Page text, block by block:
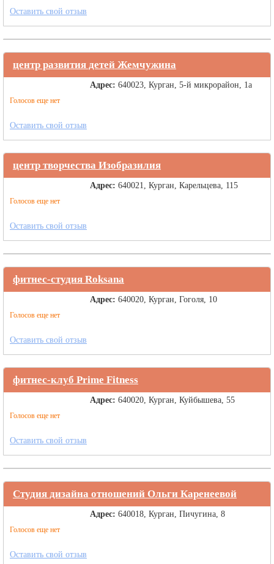
Оставить свой отзыв
центр развития детей Жемчужина
Голосов еще нет
Адрес: 640023, Курган, 5-й микрорайон, 1а
Оставить свой отзыв
центр творчества Изобразилия
Голосов еще нет
Адрес: 640021, Курган, Карельцева, 115
Оставить свой отзыв
фитнес-студия Roksana
Голосов еще нет
Адрес: 640020, Курган, Гоголя, 10
Оставить свой отзыв
фитнес-клуб Prime Fitness
Голосов еще нет
Адрес: 640020, Курган, Куйбышева, 55
Оставить свой отзыв
Студия дизайна отношений Ольги Каренеевой
Голосов еще нет
Адрес: 640018, Курган, Пичугина, 8
Оставить свой отзыв